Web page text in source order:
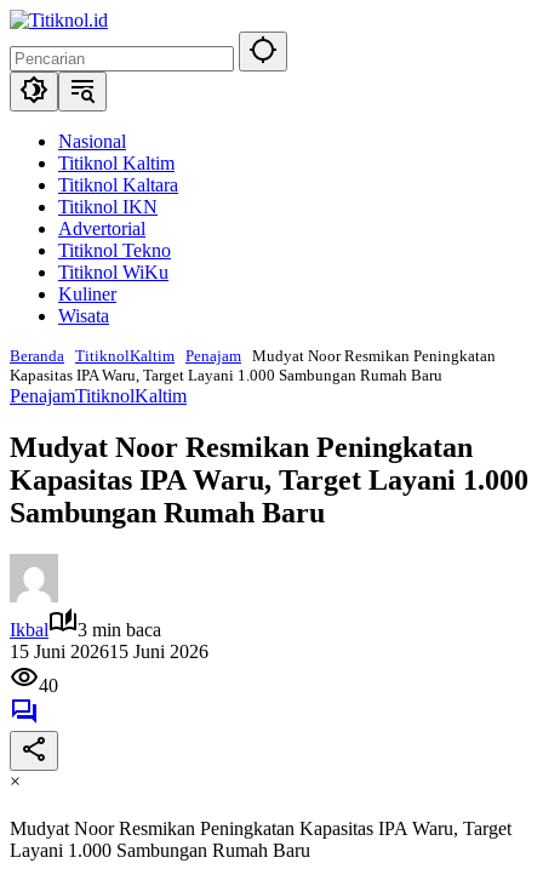
Langsung
konten
Nasional
Titiknol Kaltim
Titiknol Kaltara
Titiknol IKN
Advertorial
Titiknol Tekno
Titiknol WiKu
Kuliner
Wisata
Beranda TitiknolKaltim Penajam Mudyat Noor Resmikan Peningkatan
Kapasitas IPA Waru, Target Layani 1.000 Sambungan Rumah Baru
PenajamTitiknolKaltim
Mudyat Noor Resmikan Peningkatan
Kapasitas IPA Waru, Target Layani 1.000
Sambungan Rumah Baru
Ikbal
3 min baca
15 Juni 202615 Juni 2026
40
×
Mudyat Noor Resmikan Peningkatan Kapasitas IPA Waru, Target
Layani 1.000 Sambungan Rumah Baru